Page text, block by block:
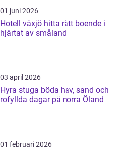
01 juni 2026
Hotell växjö hitta rätt boende i
hjärtat av småland
03 april 2026
Hyra stuga böda hav, sand och
rofyllda dagar på norra Öland
01 februari 2026